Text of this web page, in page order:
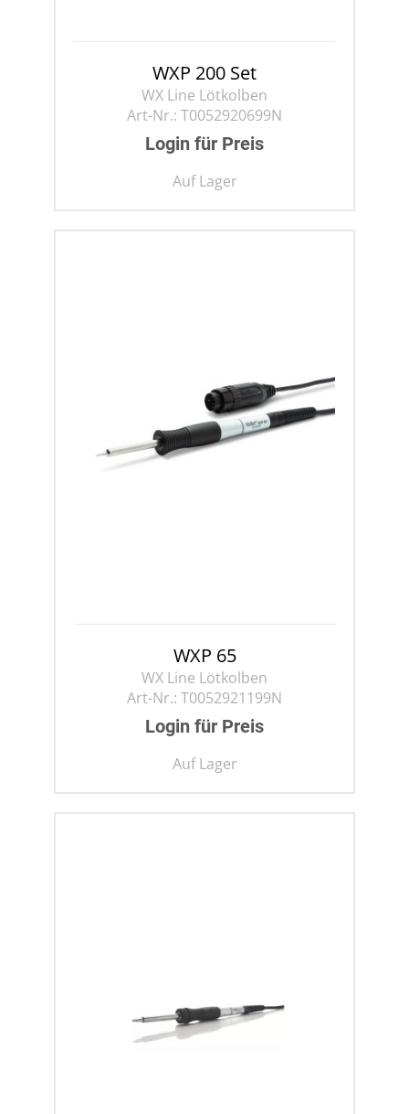
WXP 200 Set
WX Line Lötkolben
Art-Nr.: T0052920699N
Login für Preis
Auf Lager
WXP 65
WX Line Lötkolben
Art-Nr.: T0052921199N
Login für Preis
Auf Lager